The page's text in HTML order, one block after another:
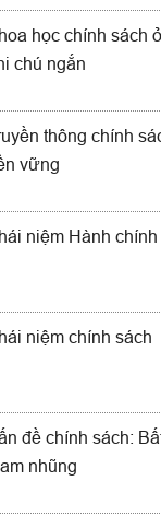
học chính sách
chú ngắn
thông chính
vững
niệm Hành chính
niệm chính sách
đề chính sách:
nhũng